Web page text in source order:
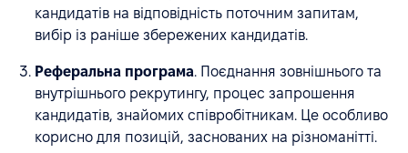
кандидатів на відповідність поточним запитам,
вибір із раніше збережених кандидатів.
Реферальна програма. Поєднання зовнішнього та
внутрішнього рекрутингу, процес запрошення
кандидатів, знайомих співробітникам. Це особливо
корисно для позицій, заснованих на різноманітті.